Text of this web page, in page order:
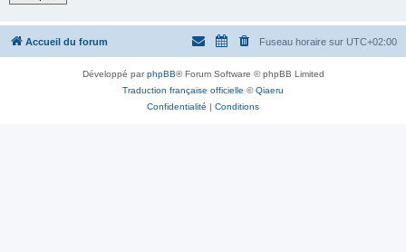
Accueil du forum Fuseau horaire sur UTC+02:00
Développé parphpBB® Forum Software © phpBB Limited
Traduction française officielle ©Qiaeru
Confidentialité | Conditions